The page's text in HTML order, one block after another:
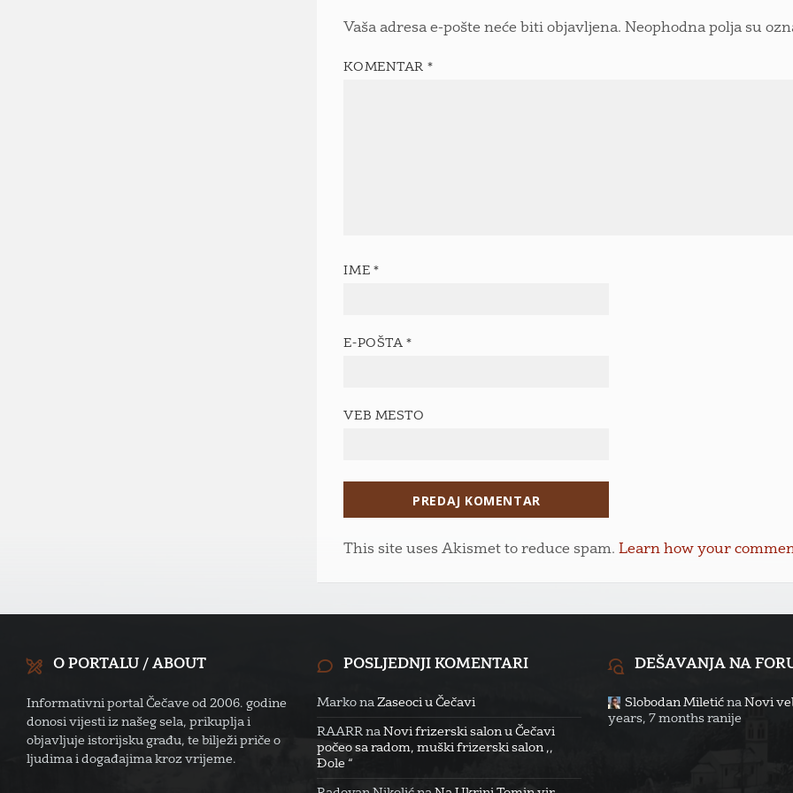
Vaša adresa e-pošte neće biti objavljena. Neophodna polja su
KOMENTAR *
IME *
E-POŠTA *
VEB MESTO
This site uses Akismet to reduce spam.Learn how your
O PORTALU / ABOUT
Informativni portal Čečave od 2006. godine
donosi vijesti iz našeg sela, prikuplja i
objavljuje istorijsku građu, te bilježi priče o
ljudima i događajima kroz vrijeme.
POSLJEDNJI KOMENTARI
Marko na Zaseoci u Čečavi
RAARR naNovi frizerski salon u Čečavi
počeo sa radom, muški frizerski salon ,,
Đole “
DEŠAVANJA NA
Slobodan Miletićna Novi
years, 7 months ranije